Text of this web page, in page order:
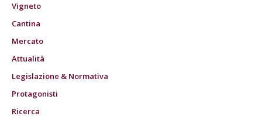
Vigneto
Cantina
Mercato
Attualità
Legislazione & Normativa
Protagonisti
Ricerca